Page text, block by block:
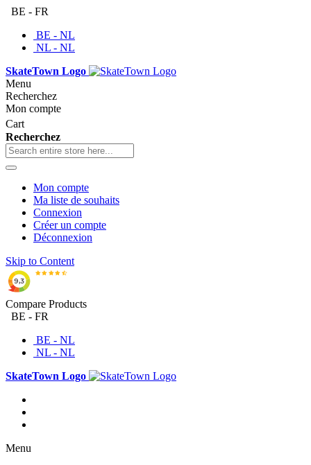
BE - FR
BE - NL
NL - NL
SkateTown Logo
Menu
Recherchez
Mon compte
Cart
Recherchez
Mon compte
Ma liste de souhaits
Connexion
Créer un compte
Déconnexion
Skip to Content
Compare Products
BE - FR
BE - NL
NL - NL
SkateTown Logo
Menu